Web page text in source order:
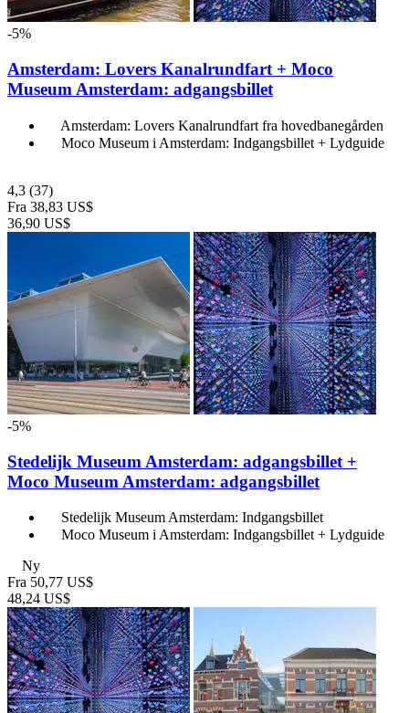
-5%
Amsterdam: Lovers Kanalrundfart + Moco
Museum Amsterdam: adgangsbillet
Amsterdam: Lovers Kanalrundfart fra hovedbanegården
Moco Museum i Amsterdam: Indgangsbillet + Lydguide
4,3 (37)
Fra 38,83 US$
36,90 US$
-5%
Stedelijk Museum Amsterdam: adgangsbillet +
Moco Museum Amsterdam: adgangsbillet
Stedelijk Museum Amsterdam: Indgangsbillet
Moco Museum i Amsterdam: Indgangsbillet + Lydguide
Ny
Fra 50,77 US$
48,24 US$